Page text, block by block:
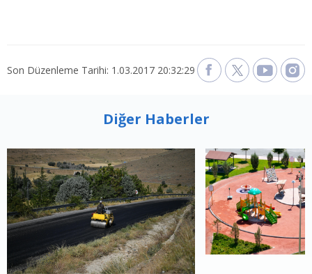
Son Düzenleme Tarihi: 1.03.2017 20:32:29
Diğer Haberler